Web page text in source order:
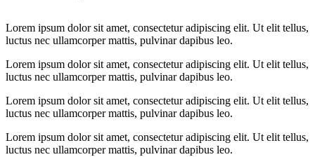
Lorem ipsum dolor sit amet, consectetur adipiscing elit. Ut elit tellus,
luctus nec ullamcorper mattis, pulvinar dapibus leo.
Lorem ipsum dolor sit amet, consectetur adipiscing elit. Ut elit tellus,
luctus nec ullamcorper mattis, pulvinar dapibus leo.
Lorem ipsum dolor sit amet, consectetur adipiscing elit. Ut elit tellus,
luctus nec ullamcorper mattis, pulvinar dapibus leo.
Lorem ipsum dolor sit amet, consectetur adipiscing elit. Ut elit tellus,
luctus nec ullamcorper mattis, pulvinar dapibus leo.